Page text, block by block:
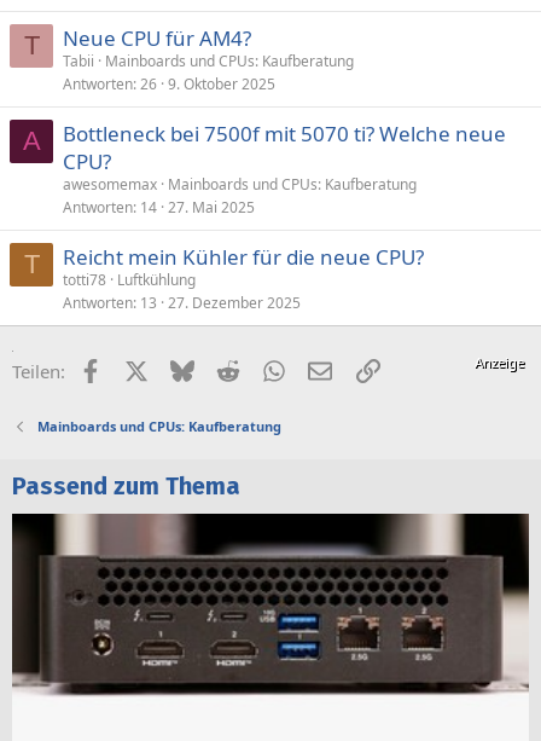
T Neue CPU für AM4?
Tabii
Mainboards und CPUs: Kaufberatung
Antworten 26 9. Oktober 2025
A
Bottleneck bei 7500f mit 5070 ti? Welche neue
CPU?
awesomemax Mainboards und CPUs: Kaufberatung
Antworten 14 27. Mai 2025
T Reicht mein Kühler für die neue CPU?
totti78 Luftkühlung
Antworten 13 27. Dezember 2025
Teilen: FacebookX (Twitter)
BlueskyRedditWhatsApp
E-MailLink
Mainboards und CPUs: Kaufberatung
Passend zum Thema